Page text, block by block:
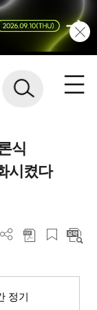
식
시켰다
정기